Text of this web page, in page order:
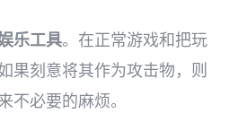
乐工具。在正常游戏和把玩
果刻意将其作为攻击物，则
不必要的麻烦。